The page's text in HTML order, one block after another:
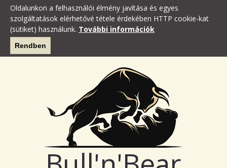
Oldalunkon a felhasználói élmény javítása és egyes
szolgáltatások elérhetővé tétele érdekében HTTP cookie-kat
(sütiket) használunk. További információk
Rendben